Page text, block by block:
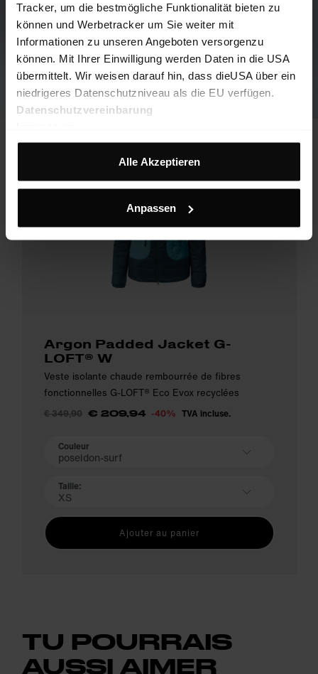
Tracker, um die bestmögliche Funktionalität bieten zu
können und Werbetracker um Sie weiter mit
Informationen zu unseren Angeboten versorgenzu
können. Mit Ihrer Einwilligung werden Daten in die USA
übermittelt. Wir weisen darauf hin, dass dieUSA über ein
niedrigeres Datenschutzniveau als die EU verfügen.
Datenschutzvereinbarung
Alle Akzeptieren
Anpassen
Argon Padded Jacket G-
LOFT® W
Veste isolante chaude rembourrée de fibres
fonctionnelles G-LOFT® Eco Evox recyclées
€ 349,90 € 209,94 -40% TVA incluse.
Couleur
poseidon-surf
Taille:
XS
Ajouter au panier
TU POURRAIS
AUSSI AIMER